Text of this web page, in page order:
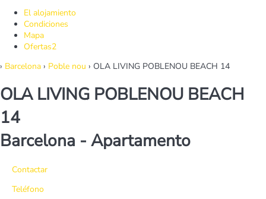
El alojamiento
Condiciones
Mapa
Ofertas2
› Barcelona › Poble nou › OLA LIVING POBLENOU BEACH 14
OLA LIVING POBLENOU BEACH
14
Barcelona - Apartamento
Contactar
Teléfono